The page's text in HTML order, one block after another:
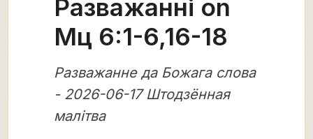
Разважанні on
Мц 6:1-6,16-18
Разважанне да Божага слова
- 2026-06-17 Штодзённая
малітва